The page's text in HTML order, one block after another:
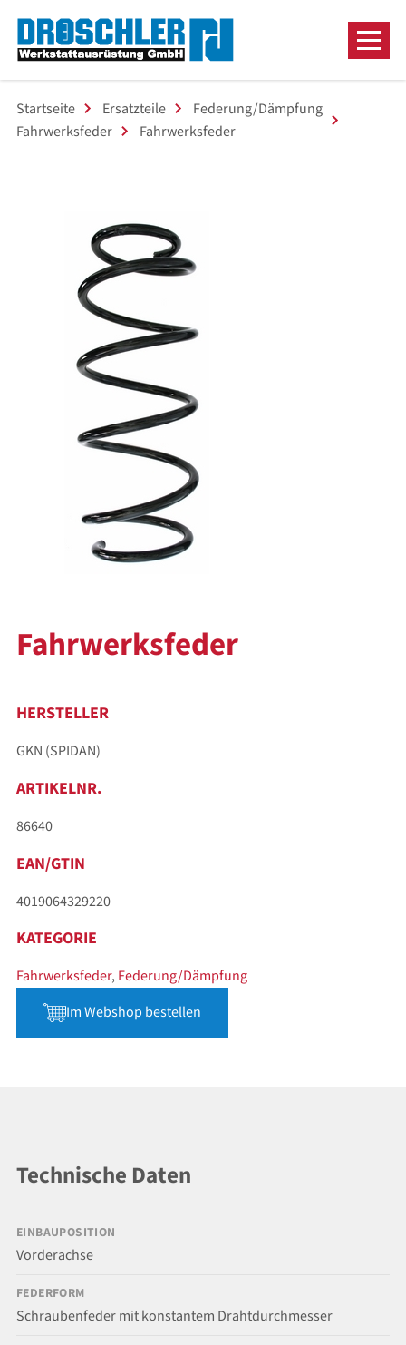
Startseite Ersatzteile
Federung/Dämpfung
Fahrwerksfeder
Fahrwerksfeder
Fahrwerksfeder
HERSTELLER
GKN (SPIDAN)
ARTIKELNR.
86640
EAN/GTIN
4019064329220
KATEGORIE
Fahrwerksfeder, Federung/Dämpfung
Im Webshop bestellen
Technische Daten
EINBAUPOSITION
Vorderachse
FEDERFORM
Schraubenfeder mit konstantem Drahtdurchmesser